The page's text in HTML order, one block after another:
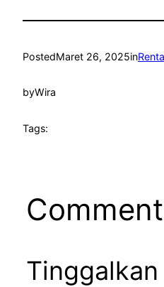
PostedMaret 26, 2025in
byWira
Tags:
Tinggalkan